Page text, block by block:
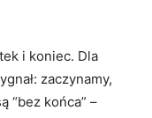
i koniec. Dla
zaczynamy,
“bez końca” –